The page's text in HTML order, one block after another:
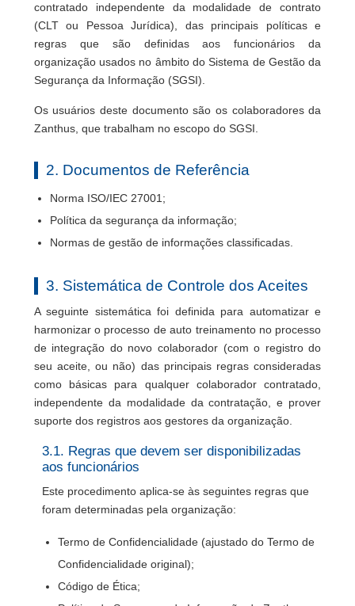
contratado independente da modalidade de contrato
(CLT ou Pessoa Jurídica), das principais políticas e
regras que são definidas aos funcionários da
organização usados no âmbito do Sistema de Gestão da
Segurança da Informação (SGSI).
Os usuários deste documento são os colaboradores da
Zanthus, que trabalham no escopo do SGSI.
2. Documentos de Referência
Norma ISO/IEC 27001;
Política da segurança da informação;
Normas de gestão de informações classificadas.
3. Sistemática de Controle dos Aceites
A seguinte sistemática foi definida para automatizar e
harmonizar o processo de auto treinamento no processo
de integração do novo colaborador (com o registro do
seu aceite, ou não) das principais regras consideradas
como básicas para qualquer colaborador contratado,
independente da modalidade da contratação, e prover
suporte dos registros aos gestores da organização.
3.1. Regras que devem ser disponibilizadas
aos funcionários
Este procedimento aplica-se às seguintes regras que
foram determinadas pela organização:
Termo de Confidencialidade (ajustado do Termo de
Confidencialidade original);
Código de Ética;